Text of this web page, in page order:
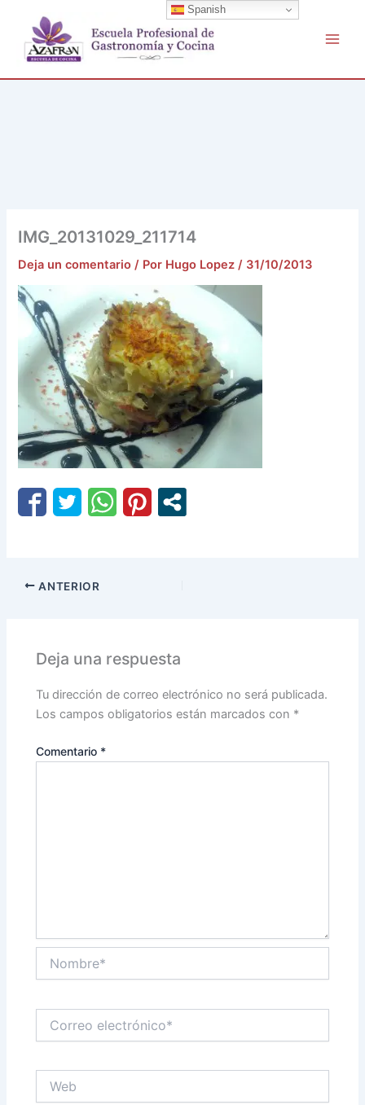
contenido
IMG_20131029_211714
Deja un comentario / Por Hugo Lopez/ 31/10/2013
ANTERIOR
Deja una respuesta
Tu dirección de correo electrónico no será publicada.
Los campos obligatorios están marcados con *
Comentario *
electrónico*
Spanish